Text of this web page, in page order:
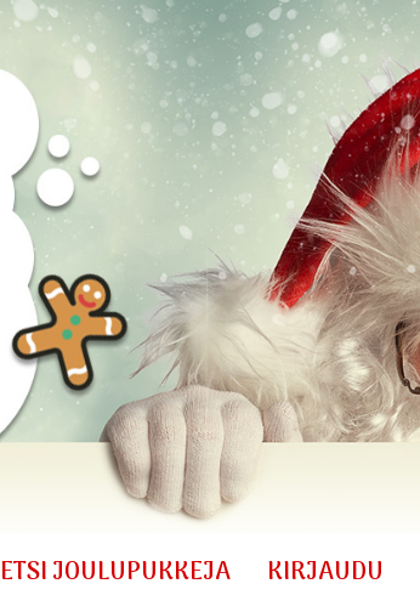
ETSI JOULUPUKKEJA KIRJAUDU